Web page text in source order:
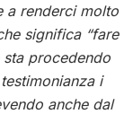
a renderci molto
significa “fare
procedendo
i
anche dal